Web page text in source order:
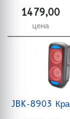
1479,00
цена
JBK-8903